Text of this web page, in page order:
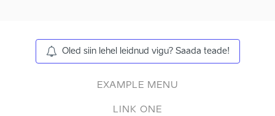
Oled siin lehel leidnud vigu? Saada teade!
EXAMPLE MENU
LINK ONE